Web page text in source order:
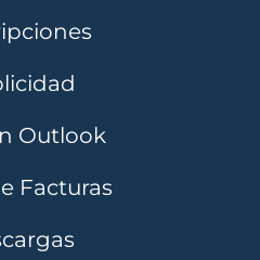
Outlook
Facturas